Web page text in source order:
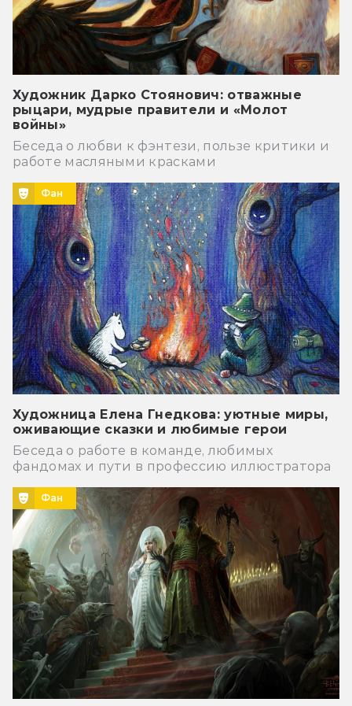
Художник Дарко Стоянович: отважные
рыцари, мудрые правители и «Молот
войны»
Беседа о любви к фэнтези, пользе критики и
работе масляными красками
Фан
Художница Елена Гнедкова: уютные миры,
оживающие сказки и любимые герои
Беседа о работе в команде, любимых
фандомах и пути в профессию иллюстратора
Фан